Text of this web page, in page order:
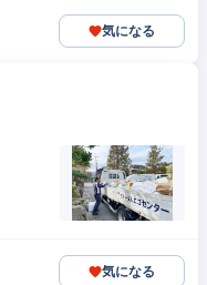
気になる
気になる